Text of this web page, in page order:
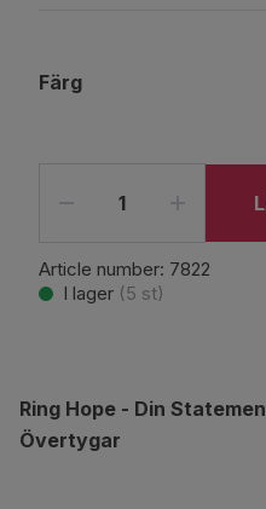
Färg
Article number: 7822
I lager (5 st)
Ring Hope - Din
Övertygar